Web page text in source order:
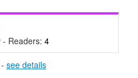
- Readers: 4
see details